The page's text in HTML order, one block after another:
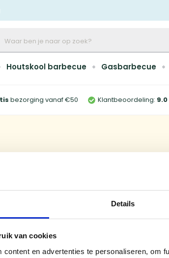
Details
van cookies
content en advertenties te personaliseren, om
Houtskool barbecue Gasbarbecue
bezorging vanaf €50 Klantbeoordeling: 9.0